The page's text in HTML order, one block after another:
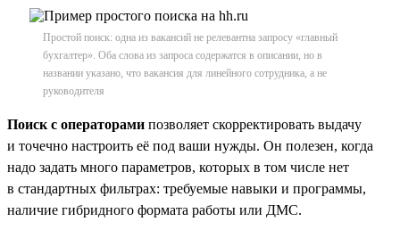
Простой поиск: одна из вакансий не релевантна запросу «главный
бухгалтер». Оба слова из запроса содержатся в описании, но в
названии указано, что вакансия для линейного сотрудника, а не
руководителя
Поиск с операторами позволяет скорректировать выдачу
и точечно настроить её под ваши нужды. Он полезен, когда
надо задать много параметров, которых в том числе нет
в стандартных фильтрах: требуемые навыки и программы,
наличие гибридного формата работы или ДМС.